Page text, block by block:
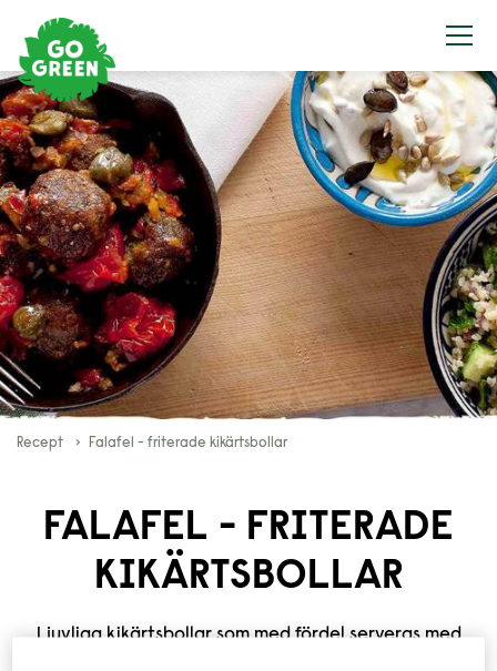
Recept Falafel - friterade kikärtsbollar
FALAFEL - FRITERADE
KIKÄRTSBOLLAR
Ljuvliga kikärtsbollar som med fördel serveras med